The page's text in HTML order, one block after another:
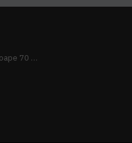
Pachet 10 prosoape 70 x 140cm 9 + 1 gratuit